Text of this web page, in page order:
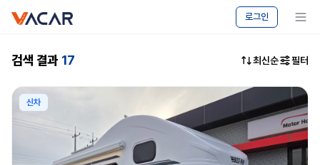
로그인
메뉴 보기
마켓
캠핑카
승용차
매매
검색 결과 17 최신순 필터
신차